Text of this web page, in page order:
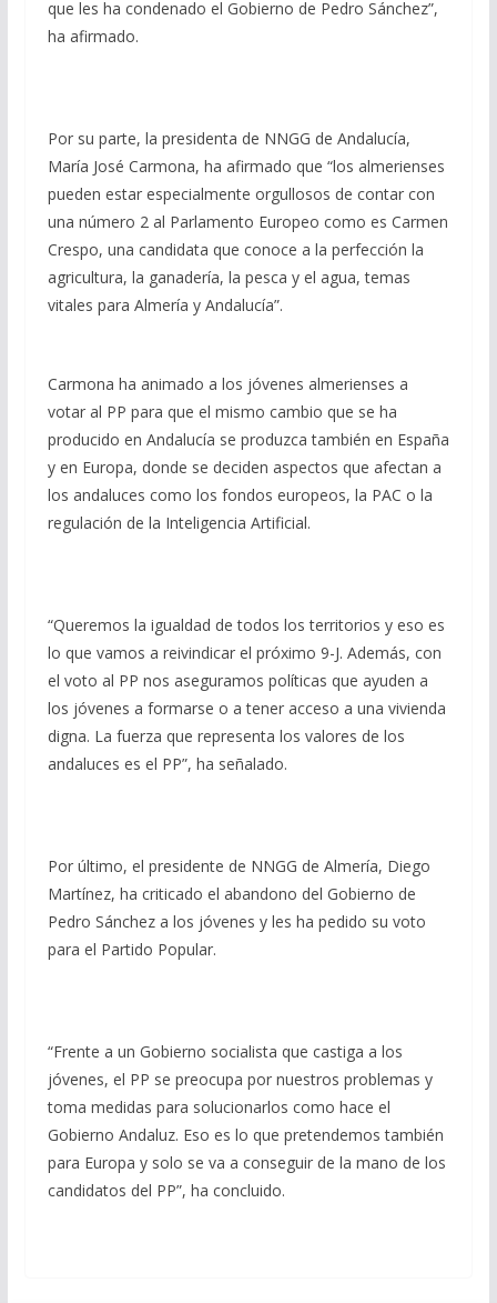
que les ha condenado el Gobierno de Pedro Sánchez”,
ha afirmado.
Por su parte, la presidenta de NNGG de Andalucía,
María José Carmona, ha afirmado que “los almerienses
pueden estar especialmente orgullosos de contar con
una número 2 al Parlamento Europeo como es Carmen
Crespo, una candidata que conoce a la perfección la
agricultura, la ganadería, la pesca y el agua, temas
vitales para Almería y Andalucía”.
Carmona ha animado a los jóvenes almerienses a
votar al PP para que el mismo cambio que se ha
producido en Andalucía se produzca también en España
y en Europa, donde se deciden aspectos que afectan a
los andaluces como los fondos europeos, la PAC o la
regulación de la Inteligencia Artificial.
“Queremos la igualdad de todos los territorios y eso es
lo que vamos a reivindicar el próximo 9-J. Además, con
el voto al PP nos aseguramos políticas que ayuden a
los jóvenes a formarse o a tener acceso a una vivienda
digna. La fuerza que representa los valores de los
andaluces es el PP”, ha señalado.
Por último, el presidente de NNGG de Almería, Diego
Martínez, ha criticado el abandono del Gobierno de
Pedro Sánchez a los jóvenes y les ha pedido su voto
para el Partido Popular.
“Frente a un Gobierno socialista que castiga a los
jóvenes, el PP se preocupa por nuestros problemas y
toma medidas para solucionarlos como hace el
Gobierno Andaluz. Eso es lo que pretendemos también
para Europa y solo se va a conseguir de la mano de los
candidatos del PP”, ha concluido.